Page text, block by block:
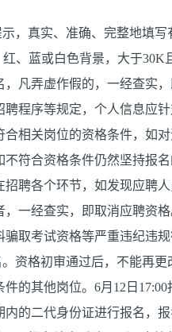
，真实、准确、完整地填
、蓝或白色背景，大于30K
凡弄虚作假的，一经查实
程序等规定，个人信息应
相关岗位的资格条件，如
符合资格条件仍然坚持报
聘各个环节，如发现应聘
一经查实，即取消应聘资
取考试资格等严重违纪违
资格初审通过后，不能再
的其他岗位。6月12日
的二代身份证进行报名，